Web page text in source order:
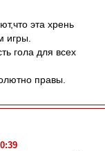
эта хрень
игры.
гола для всех
правы.